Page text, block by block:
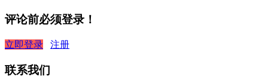
评论前必须登录！
立即登录 注册
联系我们